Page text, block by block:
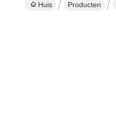
Huis Producten